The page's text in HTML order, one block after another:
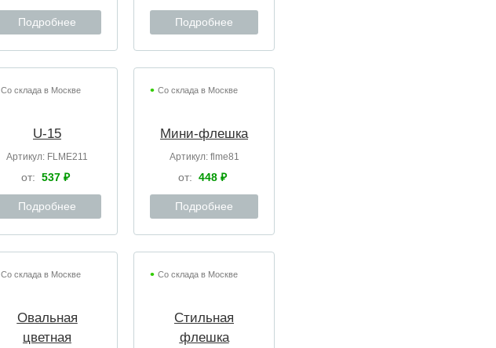
Подробнее Подробнее
Со склада в Москве
U-15
Артикул: FLME211
от: 537 ₽
Подробнее
Со склада в Москве
Мини-флешка
Артикул: flme81
от: 448 ₽
Подробнее
Со склада в Москве
Овальная
цветная
Со склада в Москве
Стильная
флешка